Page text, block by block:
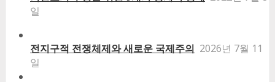
일
전지구적 전쟁체제와 새로운 국제주의 2026년 7월 11
일